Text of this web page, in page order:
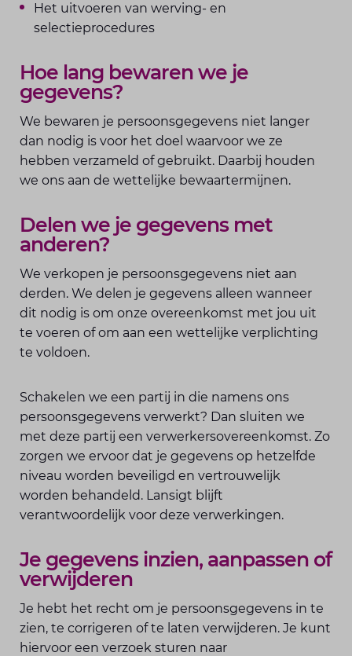
Het uitvoeren van werving- en
selectieprocedures
Hoe lang bewaren we je
gegevens?
We bewaren je persoonsgegevens niet langer
dan nodig is voor het doel waarvoor we ze
hebben verzameld of gebruikt. Daarbij houden
we ons aan de wettelijke bewaartermijnen.
Delen we je gegevens met
anderen?
We verkopen je persoonsgegevens niet aan
derden. We delen je gegevens alleen wanneer
dit nodig is om onze overeenkomst met jou uit
te voeren of om aan een wettelijke verplichting
te voldoen.
Schakelen we een partij in die namens ons
persoonsgegevens verwerkt? Dan sluiten we
met deze partij een verwerkersovereenkomst. Zo
zorgen we ervoor dat je gegevens op hetzelfde
niveau worden beveiligd en vertrouwelijk
worden behandeld. Lansigt blijft
verantwoordelijk voor deze verwerkingen.
Je gegevens inzien, aanpassen of
verwijderen
Je hebt het recht om je persoonsgegevens in te
zien, te corrigeren of te laten verwijderen. Je kunt
hiervoor een verzoek sturen naar